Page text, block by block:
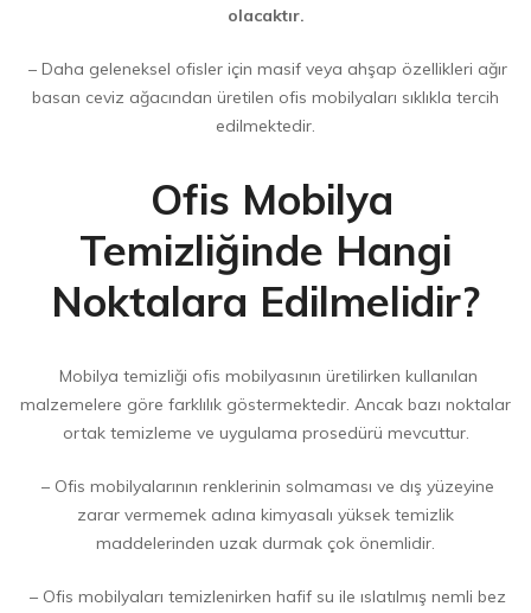
olacaktır.
– Daha geleneksel ofisler için masif veya ahşap özellikleri ağır
basan ceviz ağacından üretilen ofis mobilyaları sıklıkla tercih
edilmektedir.
Ofis Mobilya
Temizliğinde Hangi
Noktalara Edilmelidir?
Mobilya temizliği ofis mobilyasının üretilirken kullanılan
malzemelere göre farklılık göstermektedir. Ancak bazı noktalar
ortak temizleme ve uygulama prosedürü mevcuttur.
– Ofis mobilyalarının renklerinin solmaması ve dış yüzeyine
zarar vermemek adına kimyasalı yüksek temizlik
maddelerinden uzak durmak çok önemlidir.
– Ofis mobilyaları temizlenirken hafif su ile ıslatılmış nemli bez